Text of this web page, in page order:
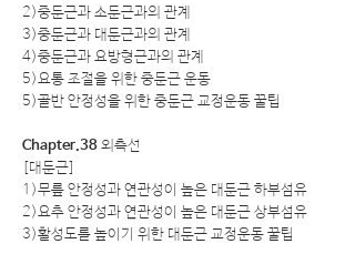
2)중둔근과 소둔근과의 관계
3)중둔근과 대둔근과의 관계
4)중둔근과 요방형근과의 관계
5)요통 조절을 위한 중둔근 운동
5)골반 안정성을 위한 중둔근 교정운동 꿀팁
Chapter.38 외측선
[대둔근]
1)무릎 안정성과 연관성이 높은 대둔근 하부섬유
2)요추 안정성과 연관성이 높은 대둔근 상부섬유
3)활성도를 높이기 위한 대둔근 교정운동 꿀팁